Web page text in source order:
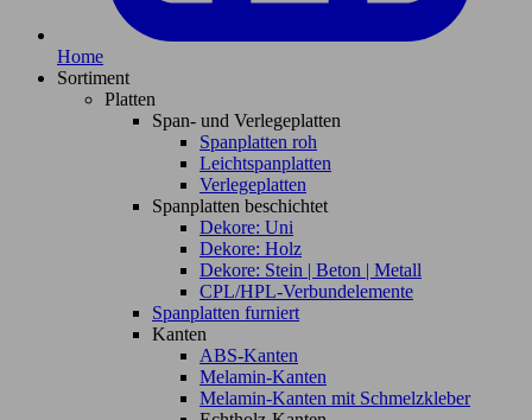
Home
Sortiment
Platten
Span- und Verlegeplatten
Spanplatten roh
Leichtspanplatten
Verlegeplatten
Spanplatten beschichtet
Dekore: Uni
Dekore: Holz
Dekore: Stein | Beton | Metall
CPL/HPL-Verbundelemente
Spanplatten furniert
Kanten
ABS-Kanten
Melamin-Kanten
Melamin-Kanten mit Schmelzkleber